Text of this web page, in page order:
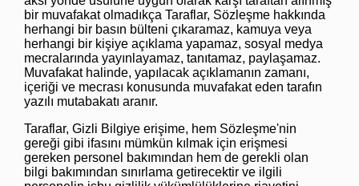
bir muvafakat olmadıkça Taraflar, Sözleşme hakkında
herhangi bir basın bülteni çıkaramaz, kamuya veya
herhangi bir kişiye açıklama yapamaz, sosyal medya
mecralarında yayınlayamaz, tanıtamaz, paylaşamaz.
Muvafakat halinde, yapılacak açıklamanın zamanı,
içeriği ve mecrası konusunda muvafakat eden tarafın
yazılı mutabakatı aranır.
Taraflar, Gizli Bilgiye erişime, hem Sözleşme'nin
gereği gibi ifasını mümkün kılmak için erişmesi
gereken personel bakımından hem de gerekli olan
bilgi bakımından sınırlama getirecektir ve ilgili